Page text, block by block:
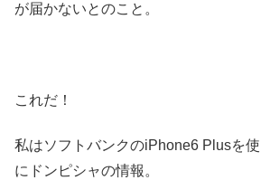
が届かないとのこと。
これだ！
私はソフトバンクのiPhone6 Plusを
にドンピシャの情報。